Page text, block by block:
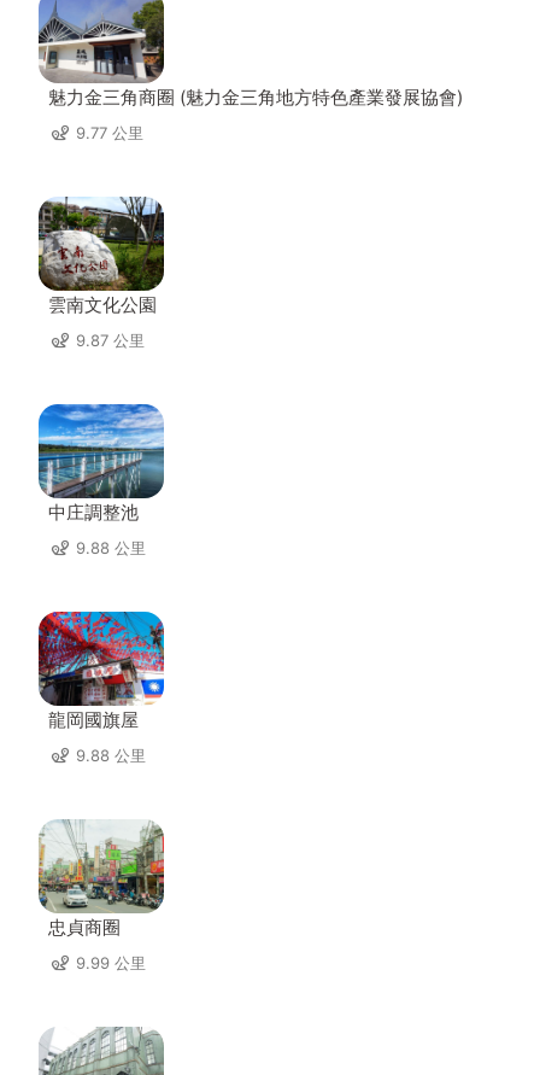
魅力金三角商圈 (魅力金三角地方特色產業發展協會)
9.77 公里
雲南文化公園
9.87 公里
中庄調整池
9.88 公里
龍岡國旗屋
9.88 公里
忠貞商圈
9.99 公里